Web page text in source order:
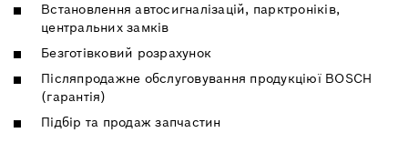
Встановлення автосигналізацій, парктроніків,
центральних замків
Безготівковий розрахунок
Післяпродажне обслуговування продукціюї BOSCH
(гарантія)
Підбір та продаж запчастин